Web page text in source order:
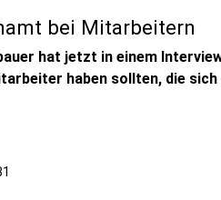
bei Mitarbeitern
hat jetzt in einem
haben sollten, die